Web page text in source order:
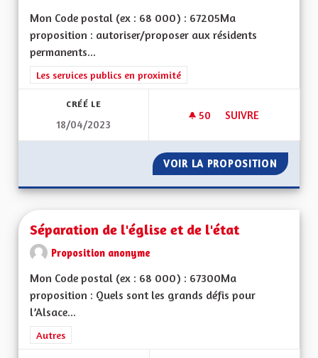
Mon Code postal (ex : 68 000) : 67205Ma
proposition : autoriser/proposer aux résidents
permanents...
Filtrer les résultats de la catégorie : Les services publics en
Les services publics en proximité
CRÉÉ LE
18/04/2023
50 50 ABONNÉS
SUIVRE
VOIR LA PROPOSITION
Séparation de l'église et de l'état
Proposition anonyme
Mon Code postal (ex : 68 000) : 67300Ma
proposition : Quels sont les grands défis pour
l’Alsace...
Filtrer les résultats de la catégorie : Autres
Autres